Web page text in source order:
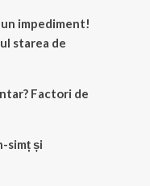
impediment!
starea de
Factori de
simț și